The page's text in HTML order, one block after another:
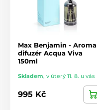
Max Benjamin - Aroma
difuzér Acqua Viva
150ml
Skladem, v úterý 11. 8. u vás
995 Kč